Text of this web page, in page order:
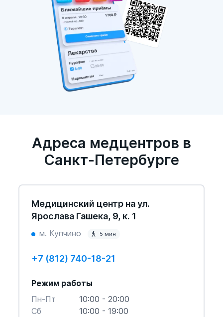
Адреса медцентров в
Санкт-Петербурге
Медицинский центр на ул.
Ярослава Гашека, 9, к. 1
м. Купчино 5 мин
+7 (812) 740-18-21
Режим работы
Пн-Пт
10:00 - 20:00
Cб
10:00 - 19:00